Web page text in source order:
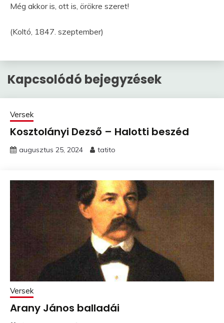
Még akkor is, ott is, örökre szeret!
(Koltó, 1847. szeptember)
Kapcsolódó bejegyzések
Versek
Kosztolányi Dezső – Halotti beszéd
augusztus 25, 2024 tatito
Versek
Arany János balladái